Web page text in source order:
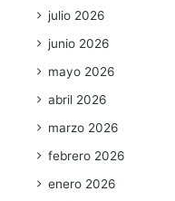
julio 2026
junio 2026
mayo 2026
abril 2026
marzo 2026
febrero 2026
enero 2026